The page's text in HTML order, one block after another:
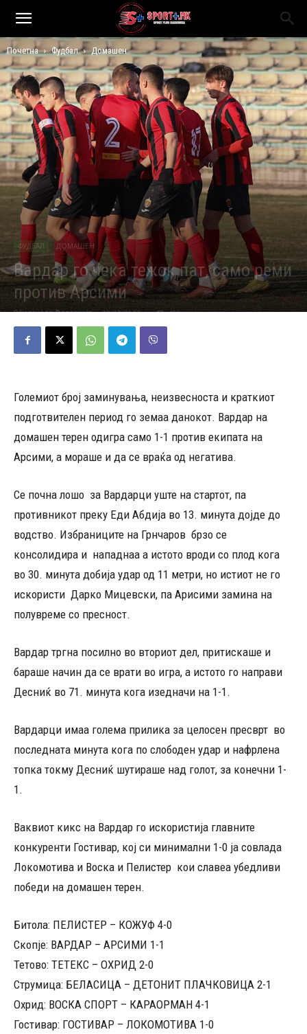
Почетна Фудбал Домашен
ФУДБАЛ ДОМАШЕН
Вардар го чека тежок пат, само реми
против Арсими
Објавено од Редакција - 18/02/2023 498
Големиот број заминувања, неизвесноста и краткиот
подготвителен период го земаа данокот. Вардар на
домашен терен одигра само 1-1 против екипата на
Арсими, а мораше и да се враќа од негатива.
Се почна лошо за Вардарци уште на стартот, па
противникот преку Еди Абдија во 13. минута дојде до
водство. Избраниците на Грнчаров брзо се
консолидира и нападнаа а истото вроди со плод кога
во 30. минута добија удар од 11 метри, но истиот не го
искористи Дарко Мицевски, па Арисими замина на
полувреме со пресност.
Вардар тргна посилно во вториот дел, притискаше и
бараше начин да се врати во игра, а истото го направи
Десниќ во 71. минута кога изедначи на 1-1.
Вардарци имаа голема прилика за целосен пресврт во
последната минута кога по слободен удар и нафрлена
топка токму Десниќ шутираше над голот, за конечни 1-
1.
Ваквиот кикс на Вардар го искористија главните
конкуренти Гостивар, кој си минимални 1-0 ја совлада
Локомотива и Воска и Пелистер кои славеа убедливи
победи на домашен терен.
Битола: ПЕЛИСТЕР – КОЖУФ 4-0
Скопје: ВАРДАР – АРСИМИ 1-1
Тетово: ТЕТЕКС – ОХРИД 2-0
Струмица: БЕЛАСИЦА – ДЕТОНИТ ПЛАЧКОВИЦА 2-1
Охрид: ВОСКА СПОРТ – КАРАОРМАН 4-1
Гостивар: ГОСТИВАР – ЛОКОМОТИВА 1-0